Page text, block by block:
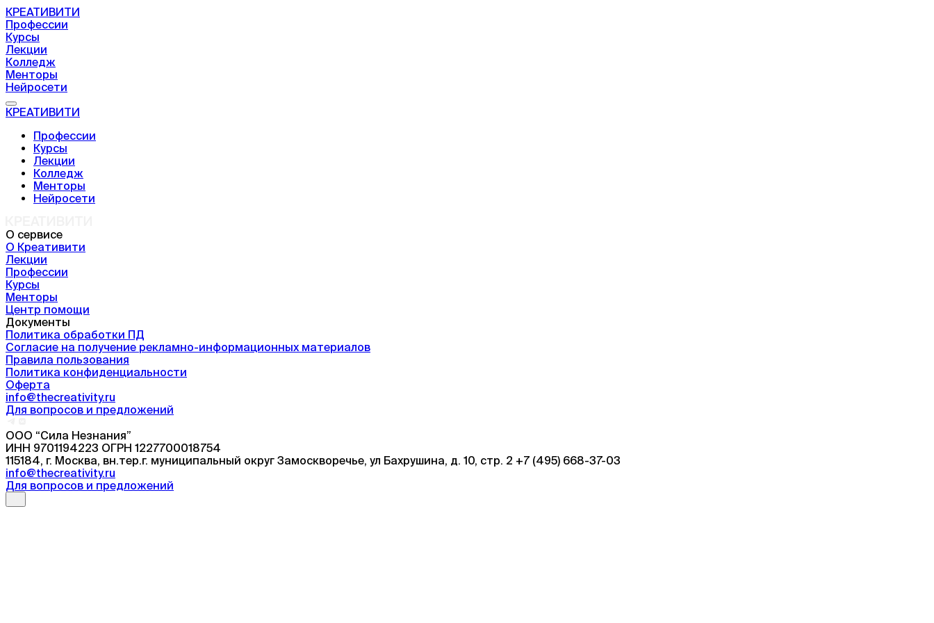
КРЕАТИВИТИ
Профессии
Курсы
Лекции
Колледж
Менторы
Нейросети
КРЕАТИВИТИ
Профессии
Курсы
Лекции
Колледж
Менторы
Нейросети
О сервисе
О Креативити
Лекции
Профессии
Курсы
Менторы
Центр помощи
Документы
Политика обработки ПД
Согласие на получение рекламно-информационных материалов
Правила пользования
Политика конфиденциальности
Оферта
info@thecreativity.ru
Для вопросов и предложений
ООО “Сила Незнания”
ИНН 9701194223 ОГРН 1227700018754
115184, г. Москва, вн.тер.г. муниципальный округ Замоскворечье, ул Бахрушина, д. 10, стр. 2 +7 (495) 668-37-03
info@thecreativity.ru
Для вопросов и предложений